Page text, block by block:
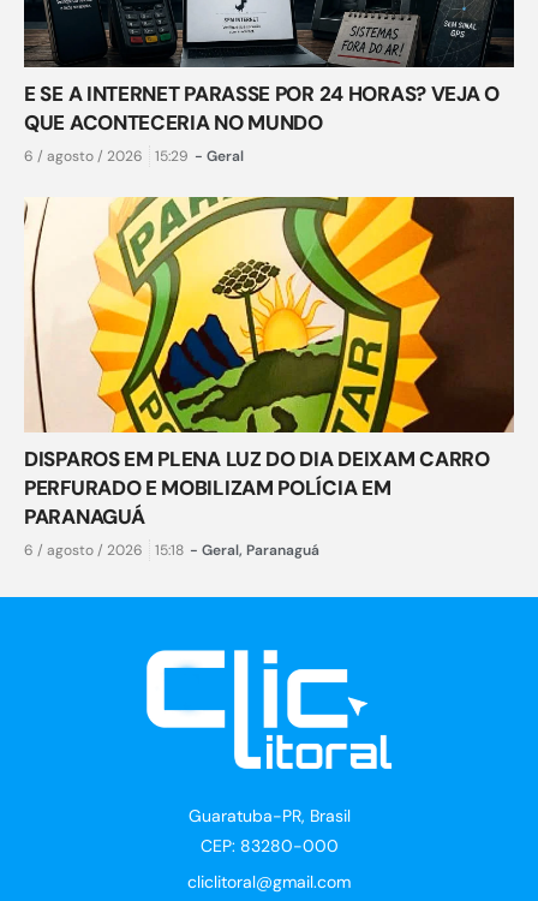
E SE A INTERNET PARASSE POR 24 HORAS? VEJA O
QUE ACONTECERIA NO MUNDO
6 / agosto / 2026 15:29 - Geral
DISPAROS EM PLENA LUZ DO DIA DEIXAM CARRO
PERFURADO E MOBILIZAM POLÍCIA EM
PARANAGUÁ
6 / agosto / 2026 15:18 - Geral, Paranaguá
Guaratuba-PR, Brasil
CEP: 83280-000
cliclitoral@gmail.com